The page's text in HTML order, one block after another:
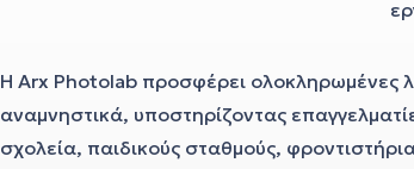
Η Arx Photolab προσφέρει ολοκληρωμένες
αναμνηστικά, υποστηρίζοντας
σχολεία, παιδικούς σταθμούς,